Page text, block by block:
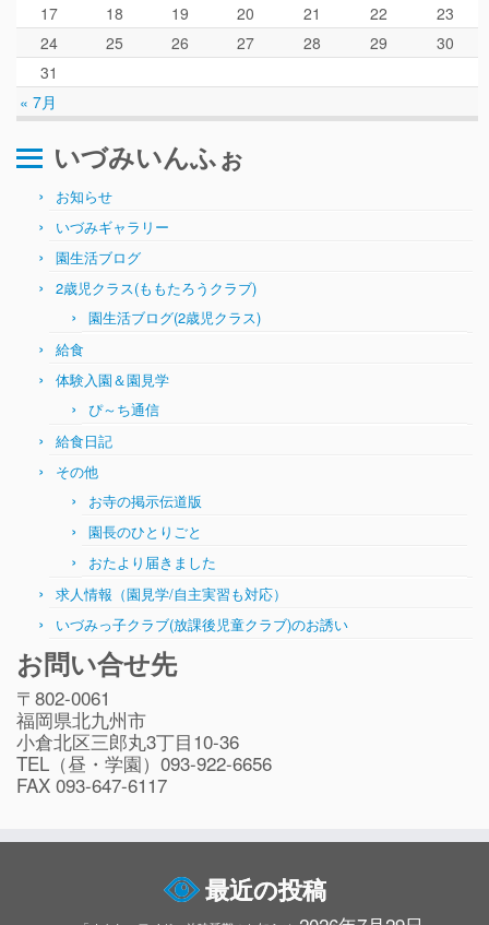
« 7月
17
18 19 20 21 22
23
24
25 26 27 28 29
30
31
いづみいんふぉ
お知らせ
いづみギャラリー
園生活ブログ
2歳児クラス(ももたろうクラブ)
園生活ブログ(2歳児クラス)
給食
体験入園＆園見学
ぴ～ち通信
給食日記
その他
お寺の掲示伝道版
園長のひとりごと
おたより届きました
求人情報（園見学/自主実習も対応）
いづみっ子クラブ(放課後児童クラブ)のお誘い
お問い合せ先
〒802-0061
福岡県北九州市
小倉北区三郎丸3丁目10-36
TEL（昼・学園）093-922-6656
FAX 093-647-6117
最近の投稿